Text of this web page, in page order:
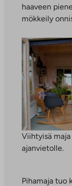
haaveen
mökkeily
Viihtyisä
ajanvietolle.
Pihamaja tuo